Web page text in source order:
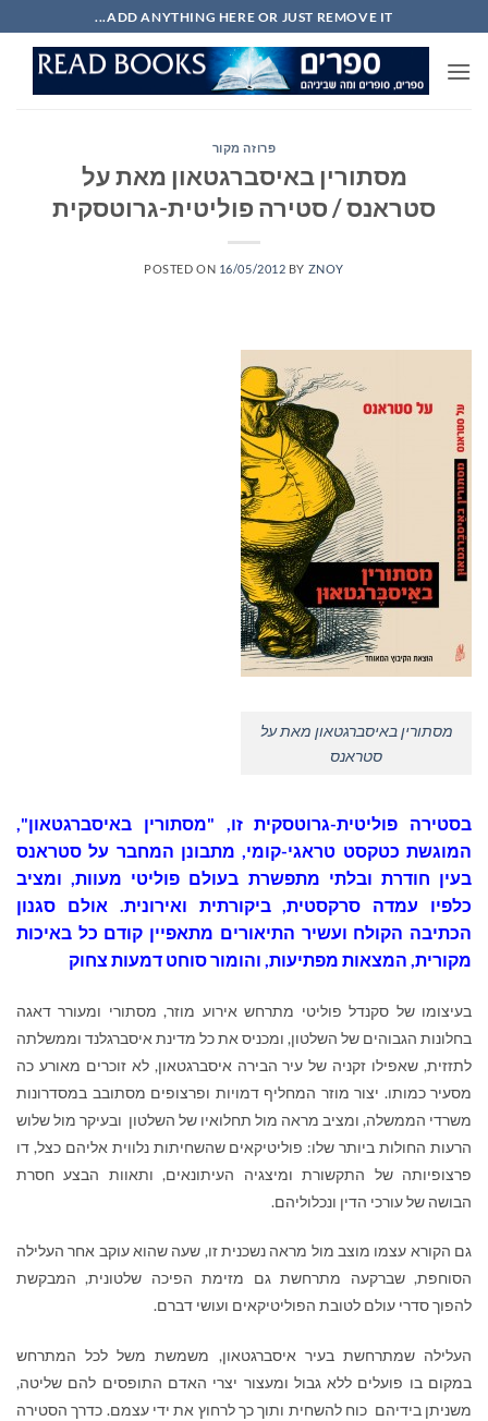
to
content
ADD ANYTHING HERE OR JUST REMOVE IT...
פרוזה מקור
מסתורין באיסברגטאון מאת על
סטראנס / סטירה פוליטית-גרוטסקית
POSTED ON 16/05/2012 BY ZNOY
מסתורין באיסברגטאון מאת על
סטראנס
בסטירה פוליטית-גרוטסקית זו, "מסתורין באיסברגטאון",
המוגשת כטקסט טראגי-קומי, מתבונן המחבר על סטראנס
בעין חודרת ובלתי מתפשרת בעולם פוליטי מעוות, ומציב
כלפיו עמדה סרקסטית, ביקורתית ואירונית. אולם סגנון
הכתיבה הקולח ועשיר התיאורים מתאפיין קודם כל באיכות
מקורית, המצאות מפתיעות, והומור סוחט דמעות צחוק
בעיצומו של סקנדל פוליטי מתרחש אירוע מוזר, מסתורי ומעורר דאגה
בחלונות הגבוהים של השלטון, ומכניס את כל מדינת איסברגלנד וממשלתה
לתזזית, שאפילו זקניה של עיר הבירה איסברגטאון, לא זוכרים מאורע כה
מסעיר כמותו. יצור מוזר המחליף דמויות ופרצופים מסתובב במסדרונות
משרדי הממשלה, ומציב מראה מול תחלואיו של השלטון ובעיקר מול שלוש
הרעות החולות ביותר שלו: פוליטיקאים שהשחיתות נלווית אליהם כצל, דו
פרצופיותה של התקשורת ומיצגיה העיתונאים, ותאוות הבצע חסרת
הבושה של עורכי הדין ונכלוליהם.
גם הקורא עצמו מוצב מול מראה נשכנית זו, שעה שהוא עוקב אחר העלילה
הסוחפת, שברקעה מתרחשת גם מזימת הפיכה שלטונית, המבקשת
להפוך סדרי עולם לטובת הפוליטיקאים ועושי דברם.
העלילה שמתרחשת בעיר איסברגטאון, משמשת משל לכל המתרחש
במקום בו פועלים ללא גבול ומעצור יצרי האדם התופסים להם שליטה,
משניתן בידיהם כוח להשחית ותוך כך לרחוץ את ידי עצמם. כדרך הסטירה